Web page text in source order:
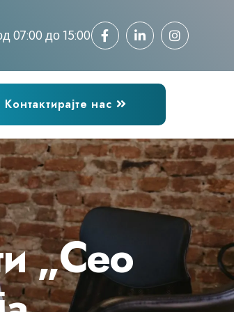
07:00 до 15:00
Контактирајте нас
„Сео